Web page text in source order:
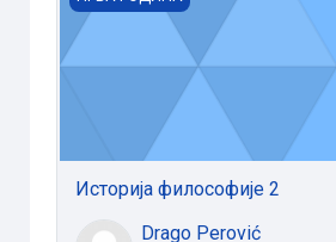
Историја философије 2
Drago Perović